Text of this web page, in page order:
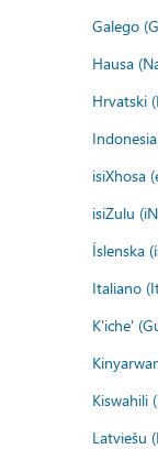
Galego
Hausa
Hrvatski
isiXhosa
isiZulu
Íslenska
Italiano
K'iche'
Kiswahili
Latviešu